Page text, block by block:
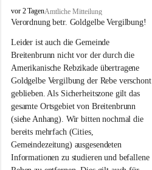
B
r
i
t
e
n
b
r
u
n
n
a
m
N
vor 2 TagenAmtliche Mitteilung
Verordnung betr. Goldgelbe Vergilbung!
Leider ist auch die Gemeinde
Breitenbrunn nicht vor der durch die
Amerikanische Rebzikade übertragene
Goldgelbe Vergilbung der Rebe verschont
geblieben. Als Sicherheitszone gilt das
gesamte Ortsgebiet von Breitenbrunn
(siehe Anhang). Wir bitten nochmal die
bereits mehrfach (Cities,
Gemeindezeitung) ausgesendeten
Informationen zu studieren und befallene